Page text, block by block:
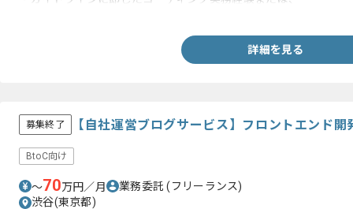
詳細を見る
募集終了 【自社運営ブログサービス】フロントエンド
BtoC向け
〜70万円／月 業務委託(フリーランス)
渋谷(東京都)